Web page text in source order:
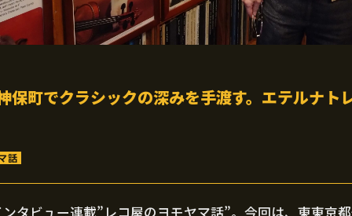
保町でクラシックの深みを手渡す。エテルナト
話
タビュー連載”レコ屋のヨモヤマ話”。今回は、東東京